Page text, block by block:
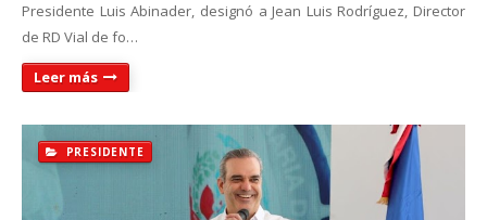
Presidente Luis Abinader, designó a Jean Luis Rodríguez, Director
de RD Vial de fo…
Leer más
PRESIDENTE